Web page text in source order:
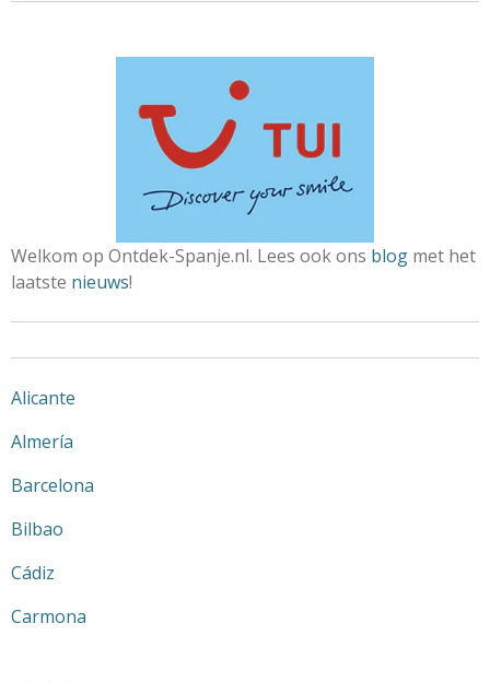
Welkom op Ontdek-Spanje.nl. Lees ook ons blog met het
laatste nieuws!
Alicante
Almería
Barcelona
Bilbao
Cádiz
Carmona